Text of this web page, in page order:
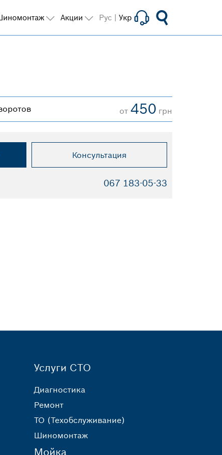
от 450 грн
Консультация
067 183-05-33
Услуги СТО
Диагностика
Ремонт
ТО (Техобслуживание)
Шиномонтаж
Мойка
Акции Рус | Укр